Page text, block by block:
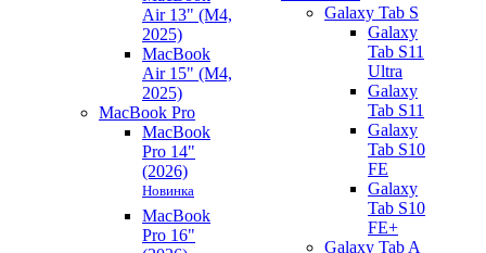
Air 13" (M4,
2025)
MacBook
Air 15" (M4,
2025)
MacBook Pro
MacBook
Pro 14"
(2026)
Новинка
MacBook
Pro 16"
Galaxy Tab S
Galaxy
Tab S11
Ultra
Galaxy
Tab S11
Galaxy
Tab S10
FE
Galaxy
Tab S10
FE+
Galaxy Tab A